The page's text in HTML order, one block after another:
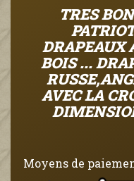
TRES
DRAPEAUX
BOIS ...
AVEC LA
Moyens de